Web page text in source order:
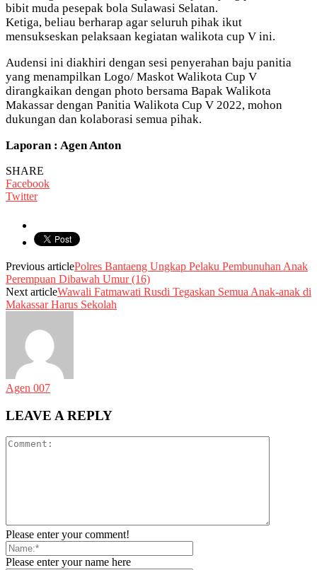
bibit muda pesepak bola Sulawasi Selatan.
Ketiga, beliau berharap agar seluruh pihak ikut
mensukseskan pelaksaan kegiatan walikota cup V ini.
Audensi ini diakhiri dengan sesi penyerahan baju panitia
yang menampilkan Logo/ Maskot Walikota Cup V
dirangkaikan dengan photo bersama Bapak Walikota
Makassar dengan Panitia Walikota Cup V 2022, mohon
dukungan dan kolaborasi semua pihak.
Laporan : Agen Anton
SHARE
Facebook
Twitter
Previous articlePolres Bantaeng Ungkap Pelaku Pembunuhan Anak
Perempuan Dibawah Umur (16)
Next articleWawali Fatmawati Rusdi Tegaskan Semua Anak-anak di
Makassar Harus Sekolah
Agen 007
LEAVE A REPLY
Please enter your comment!
Please enter your name here